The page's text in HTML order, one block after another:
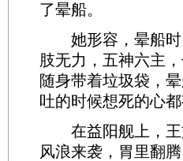
了晕船。
她形容，晕船时
肢无力，五神六主
随身带着垃圾袋，
吐的时候想死的心都
在益阳舰上，王
风浪来袭，胃里翻